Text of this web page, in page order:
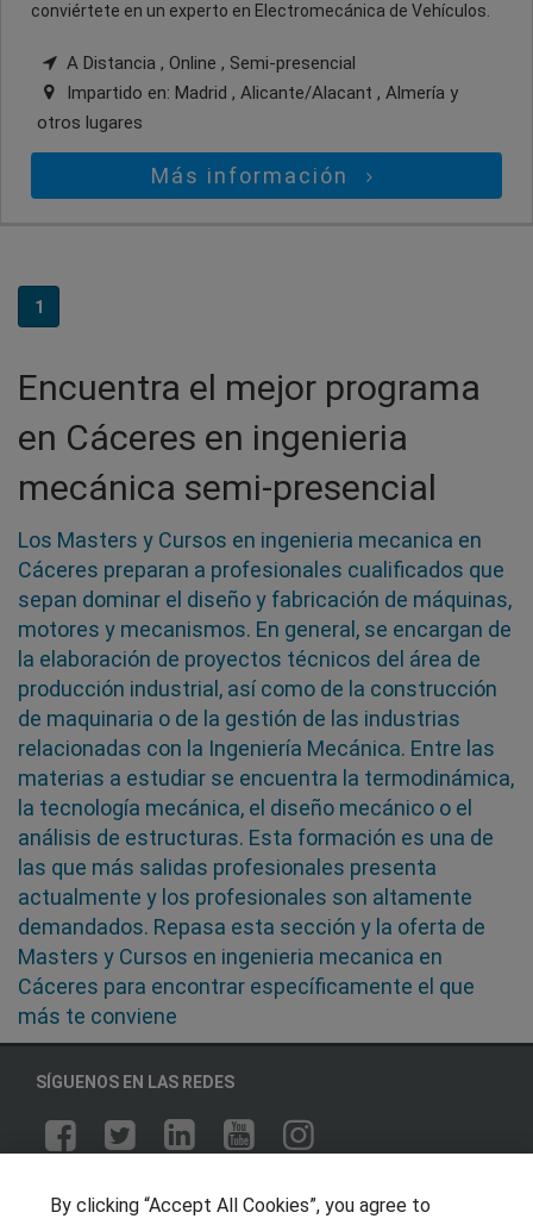
conviértete en un experto en Electromecánica de Vehículos.
A Distancia , Online , Semi-presencial
Impartido en: Madrid , Alicante/Alacant , Almería y
otros lugares
Más información
1
Encuentra el mejor programa
en Cáceres en ingenieria
mecánica semi-presencial
Los Masters y Cursos en ingenieria mecanica en
Cáceres preparan a profesionales cualificados que
sepan dominar el diseño y fabricación de máquinas,
motores y mecanismos. En general, se encargan de
la elaboración de proyectos técnicos del área de
producción industrial, así como de la construcción
de maquinaria o de la gestión de las industrias
relacionadas con la Ingeniería Mecánica. Entre las
materias a estudiar se encuentra la termodinámica,
la tecnología mecánica, el diseño mecánico o el
análisis de estructuras. Esta formación es una de
las que más salidas profesionales presenta
actualmente y los profesionales son altamente
demandados. Repasa esta sección y la oferta de
Masters y Cursos en ingenieria mecanica en
Cáceres para encontrar específicamente el que
más te conviene
SÍGUENOS EN LAS REDES
By clicking “Accept All Cookies”, you agree to